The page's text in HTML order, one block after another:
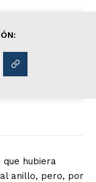
que hubiera
anillo, pero, por